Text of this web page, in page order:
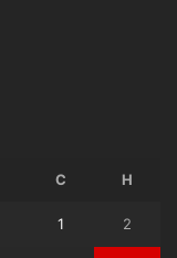
С Н
1 2